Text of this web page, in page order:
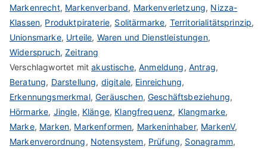
Markenrecht, Markenverband, Markenverletzung, Nizza-
Klassen, Produktpiraterie, Solitärmarke, Territorialitätsprinzip,
Unionsmarke, Urteile, Waren und Dienstleistungen,
Widerspruch,Zeitrang
Verschlagwortet mitakustische,Anmeldung, Antrag,
Beratung, Darstellung, digitale, Einreichung,
Erkennungsmerkmal,Geräuschen, Geschäftsbeziehung,
Hörmarke, Jingle, Klänge, Klangfrequenz, Klangmarke,
Marke, Marken, Markenformen, Markeninhaber, MarkenV,
Markenverordnung, Notensystem, Prüfung, Sonagramm,